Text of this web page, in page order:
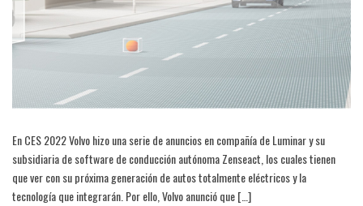
En CES 2022 Volvo hizo una serie de anuncios en compañía de Luminar y su
subsidiaria de software de conducción autónoma Zenseact, los cuales tienen
que ver con su próxima generación de autos totalmente eléctricos y la
tecnología que integrarán. Por ello, Volvo anunció que […]